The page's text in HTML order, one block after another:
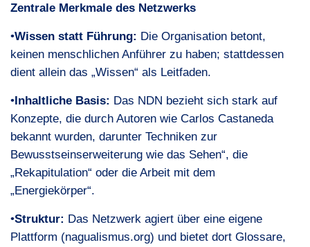
Zentrale Merkmale des Netzwerks
•Wissen statt Führung: Die Organisation betont,
keinen menschlichen Anführer zu haben; stattdessen
dient allein das „Wissen“ als Leitfaden.
•Inhaltliche Basis: Das NDN bezieht sich stark auf
Konzepte, die durch Autoren wie Carlos Castaneda
bekannt wurden, darunter Techniken zur
Bewusstseinserweiterung wie das Sehen“, die
„Rekapitulation“ oder die Arbeit mit dem
„Energiekörper“.
•Struktur: Das Netzwerk agiert über eine eigene
Plattform (nagualismus.org) und bietet dort Glossare,